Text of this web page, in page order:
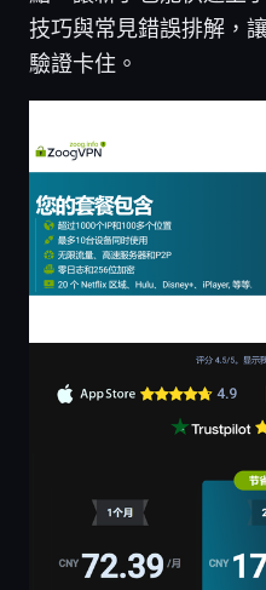
技巧與常見錯誤排解，
驗證卡住。